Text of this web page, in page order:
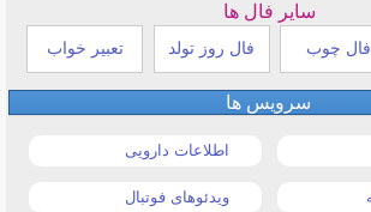
سایر فال ها
فال چوب فال روز تولد تعبیر خواب
سرویس ها
اطلاعات دارویی
ویدئوهای فوتبال